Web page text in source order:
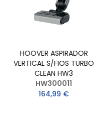
HOOVER ASPIRADOR
VERTICAL S/FIOS TURBO
CLEAN HW3
HW300011
164,99 €